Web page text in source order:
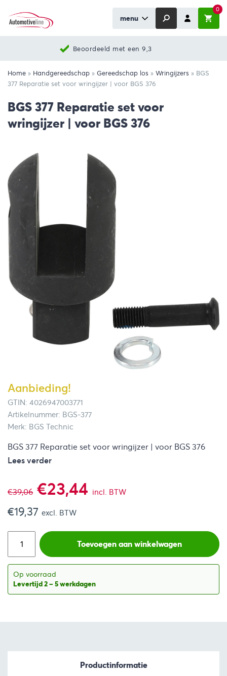
menu
0
Beoordeeld met een 9,3
Home » Handgereedschap » Gereedschap los » Wringijzers » BGS
377 Reparatie set voor wringijzer | voor BGS 376
BGS 377 Reparatie set voor
wringijzer | voor BGS 376
Aanbieding!
GTIN: 4026947003771
Artikelnummer: BGS-377
Merk: BGS Technic
BGS 377 Reparatie set voor wringijzer | voor BGS 376
Lees verder
€39,06 Oorspronkelijke
prijs
was:
€39,06.
€23,44 Huidige
is:
€23,44.
incl. BTW
€19,37 excl. BTW
Toevoegen aan winkelwagen
Op voorraad
Levertijd 2 – 5 werkdagen
Productinformatie